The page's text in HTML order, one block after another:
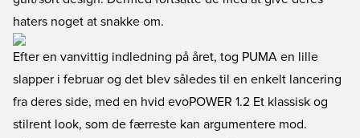
haters noget at snakke om.
Efter en vanvittig indledning på året, tog PUMA en lille
slapper i februar og det blev således til en enkelt lancering
fra deres side, med en hvid evoPOWER 1.2 Et klassisk og
stilrent look, som de færreste kan argumentere mod.